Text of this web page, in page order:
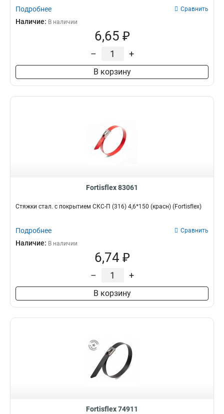
Подробнее Сравнить
Наличие: В наличии
6,65 ₽
– +
В корзину
Fortisflex 83061
Стяжки стал. с покрытием СКС-П (316) 4,6*150 (красн) (Fortisflex)
Подробнее Сравнить
Наличие: В наличии
6,74 ₽
– +
В корзину
Fortisflex 74911